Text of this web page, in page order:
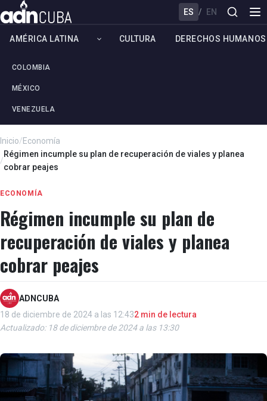
ES / EN
AMÉRICA LATINA
COLOMBIA
MÉXICO
VENEZUELA
CULTURA DERECHOS HUMANOS
Inicio/Economía
/
Régimen incumple su plan de recuperación de viales y planea
cobrar peajes
ECONOMÍA
Régimen incumple su plan de
recuperación de viales y planea
cobrar peajes
ADNCUBA
18 de diciembre de 2024 a las 12:432 min de lectura
Actualizado: 18 de diciembre de 2024 a las 13:30